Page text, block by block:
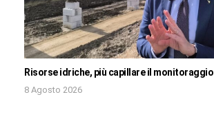
Risorse idriche, più capillare il monitoraggio
8 Agosto 2026